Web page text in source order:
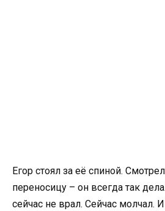
Егор стоял за её спиной.
переносицу – он всегда так
сейчас не врал. Сейчас молчал.